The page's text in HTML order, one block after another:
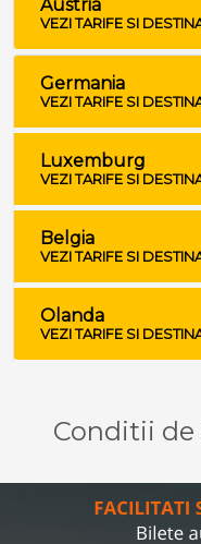
Austria
VEZI TARIFE SI
Germania
VEZI TARIFE SI
Luxemburg
VEZI TARIFE SI
Belgia
VEZI TARIFE SI
Olanda
VEZI TARIFE SI
Conditii de